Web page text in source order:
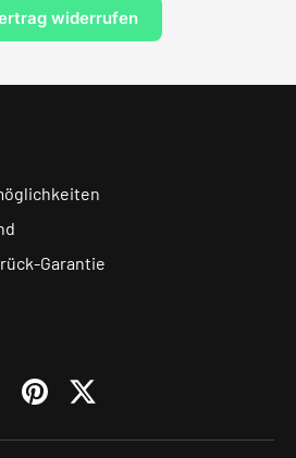
widerrufen
Garantie
PinterestTwitter